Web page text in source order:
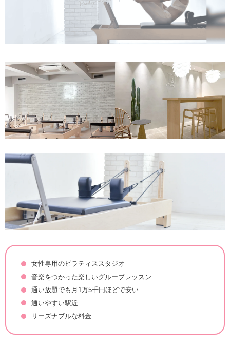
女性専用のピラティススタジオ
音楽をつかった楽しいグループレッスン
通い放題でも月1万5千円ほどで安い
通いやすい駅近
リーズナブルな料金